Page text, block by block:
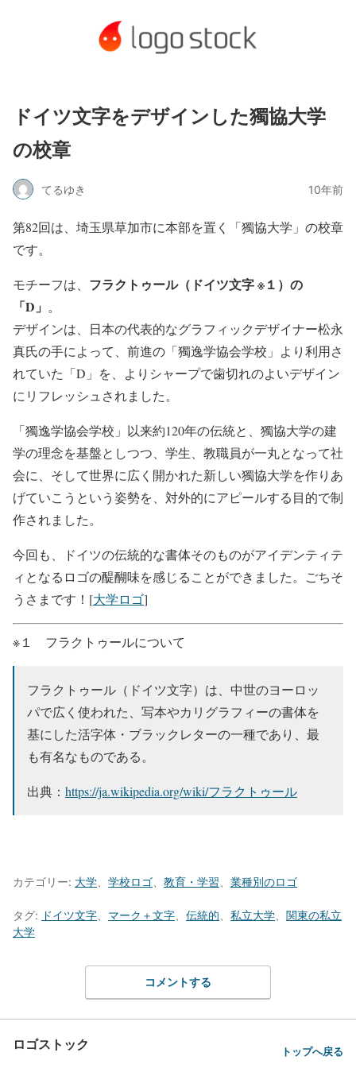
ドイツ文字をデザインした獨協大学
の校章
てるゆき 10年前
第82回は、埼玉県草加市に本部を置く「獨協大学」の校章
です。
モチーフは、 フラクトゥール（ドイツ文字 ※１）の
「D」 。
デザインは、日本の代表的なグラフィックデザイナー松永
真氏の手によって、前進の「獨逸学協会学校」より利用さ
れていた「D」を、よりシャープで歯切れのよいデザイン
にリフレッシュされました。
「獨逸学協会学校」以来約120年の伝統と、獨協大学の建
学の理念を基盤としつつ、学生、教職員が一丸となって社
会に、そして世界に広く開かれた新しい獨協大学を作りあ
げていこうという姿勢を、対外的にアピールする目的で制
作されました。
今回も、ドイツの伝統的な書体そのものがアイデンティテ
ィとなるロゴの醍醐味を感じることができました。ごちそ
うさまです！[大学ロゴ]
※１ フラクトゥールについて
フラクトゥール（ドイツ文字）は、中世のヨーロッ
パで広く使われた、写本やカリグラフィーの書体を
基にした活字体・ブラックレターの一種であり、最
も有名なものである。
出典： https://ja.wikipedia.org/wiki/フラクトゥール
カテゴリー: 大学 学校ロゴ 教育・学習 業種別のロゴ
タグ: ドイツ文字 マーク＋文字 伝統的 私立大学
関東の私立
大学
コメントする
ロゴストック トップへ戻る